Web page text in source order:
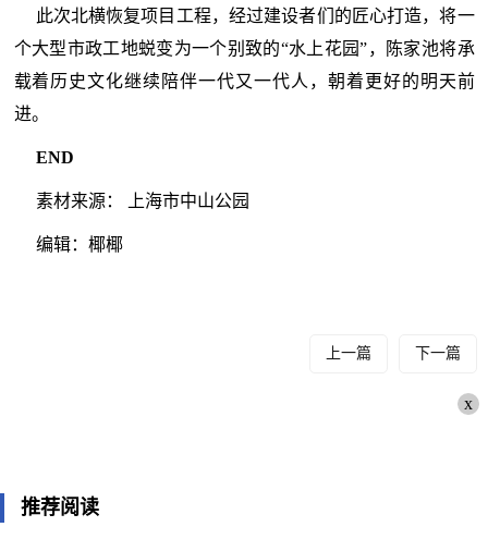
此次北横恢复项目工程，经过建设者们的匠心打造，将一
个大型市政工地蜕变为一个别致的“水上花园”，陈家池将承
载着历史文化继续陪伴一代又一代人，朝着更好的明天前
进。
END
素材来源： 上海市中山公园
编辑：椰椰
上一篇 下一篇
x
推荐阅读